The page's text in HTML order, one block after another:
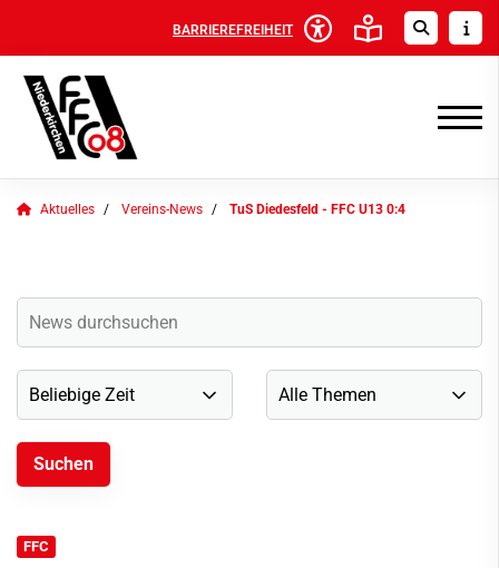
BARRIEREFREIHEIT
Aktuelles Vereins-News TuS Diedesfeld - FFC U13 0:4
FFC